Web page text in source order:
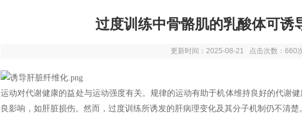
过度训练中骨骼肌的乳酸体可诱
更新时间：2025-08-21 点击次数：660
运动对代谢健康的益处与运动强度有关。规律的运动有助于机体维持良好的代谢
良影响，如肝脏损伤。然而，过度训练所诱发的肝病理变化及其分子机制仍不清楚